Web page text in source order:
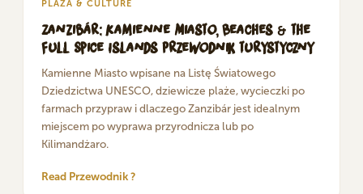
PLAŻA & CULTURE
Zanzibár: Kamienne Miasto, Beaches & the
Full Spice Islands Przewodnik turystyczny
Kamienne Miasto wpisane na Listę Światowego
Dziedzictwa UNESCO, dziewicze plaże, wycieczki po
farmach przypraw i dlaczego Zanzibár jest idealnym
miejscem po wyprawa przyrodnicza lub po
Kilimandżaro.
Read Przewodnik ?